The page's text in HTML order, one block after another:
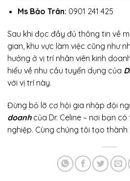
Ms Bảo Trân: 0901 241 425
Sau khi đọc đầy đủ thông tin về
gian, khu vực làm việc cũng như
hưởng ở vị trí nhân viên kinh
hiểu về nhu cầu tuyển dụng của
với vị trí này.
Đừng bỏ lỡ cơ hội gia nhập đội
doanh của Dr. Celine – nơi bạn
nghiệp. Cùng chúng tôi tạo